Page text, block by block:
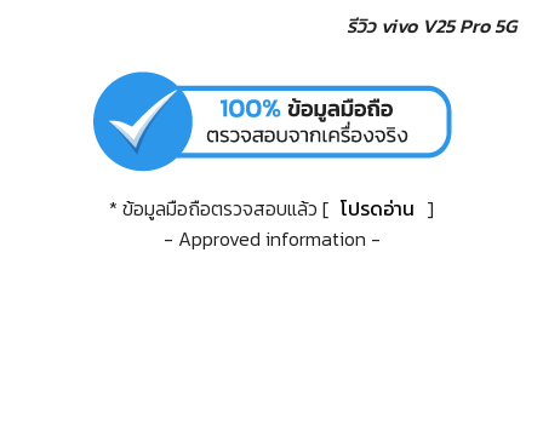
รีวิว vivo V25 Pro 5G
* ข้อมูลมือถือตรวจสอบแล้ว [ โปรดอ่าน ]
- Approved information -